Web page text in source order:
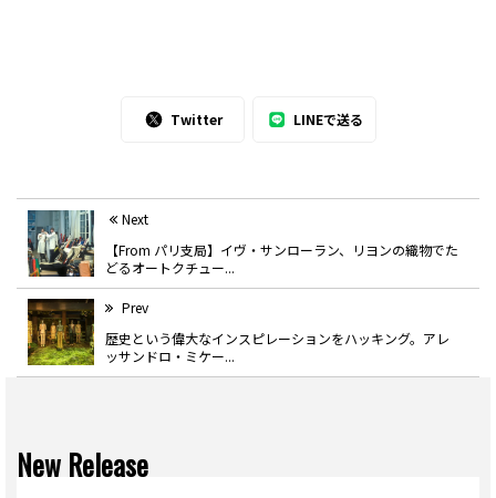
Twitter LINEで送る
Next
【From パリ支局】イヴ・サンローラン、リヨンの織物でた
どるオートクチュー...
Prev
歴史という偉大なインスピレーションをハッキング。アレ
ッサンドロ・ミケー...
New Release